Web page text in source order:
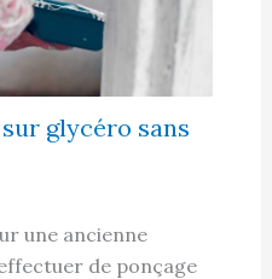
glycéro sans
une ancienne
de ponçage